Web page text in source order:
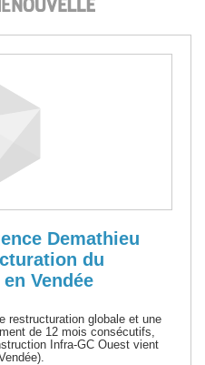
Demathieu
du
Vendée
restructuration globale et une
de 12 mois consécutifs,
Infra-GC Ouest vient